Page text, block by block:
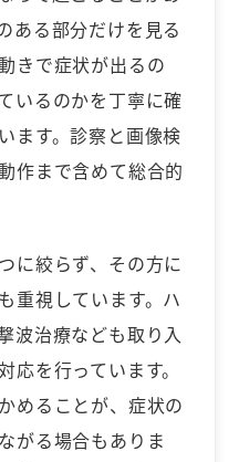
ある部分だけを見る
きで症状が出るの
いるのかを丁寧に確
ます。診察と画像検
作まで含めて総合的
に絞らず、その方に
重視しています。ハ
波治療なども取り入
を行っています。
めることが、症状の
がる場合もありま